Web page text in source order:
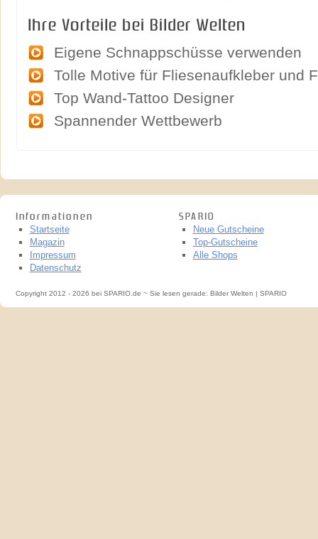
Ihre Vorteile bei Bilder Welten
Eigene Schnappschüsse verwenden
Tolle Motive für Fliesenaufkleber und
Top Wand-Tattoo Designer
Spannender Wettbewerb
Informationen
Startseite
Magazin
Impressum
Datenschutz
SPARIO
Neue Gutscheine
Top-Gutscheine
Alle Shops
Copyright 2012 - 2026 bei SPARIO.de ~ Sie lesen gerade: Bilder Welten | SPARIO